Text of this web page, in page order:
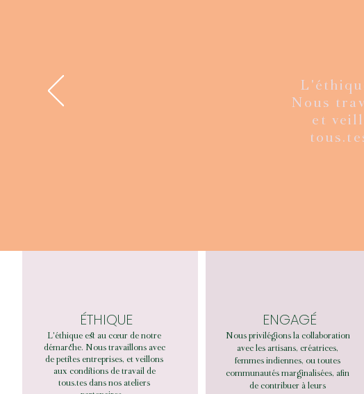
Nous
et
ÉTHIQUE
L'éthique est au cœur de notre
démarche. Nous travaillons avec
de petites entreprises, et veillons
aux conditions de travail de
tous.tes dans nos ateliers
ENGAGÉ
Nous privilégions la collaboration
avec les artisans, créatrices,
femmes indiennes, ou toutes
communautés marginalisées, afin
de contribuer à leurs